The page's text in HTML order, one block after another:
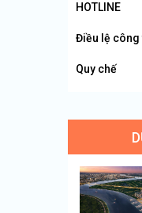
HOTLINE
Điều lệ công
Quy chế